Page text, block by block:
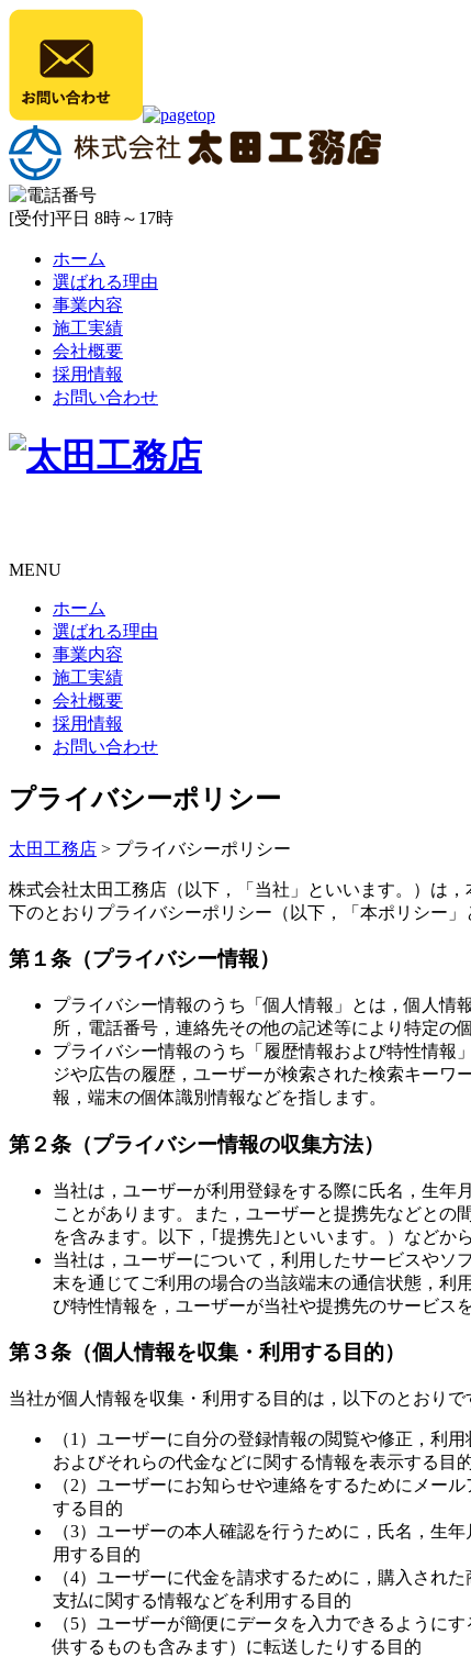
[受付]平日 8時～17時
ホーム
選ばれる理由
事業内容
施工実績
会社概要
採用情報
お問い合わせ
MENU
ホーム
選ばれる理由
事業内容
施工実績
会社概要
採用情報
お問い合わせ
プライバシーポリシー
太田工務店 > プライバシーポリシー
株式会社太田工務店（以下，「当社」といいます。）は
下のとおりプライバシーポリシー（以下，「本ポリシー」
第１条（プライバシー情報）
プライバシー情報のうち「個人情報」とは，個人情
所，電話番号，連絡先その他の記述等により特定の
プライバシー情報のうち「履歴情報および特性情報
ジや広告の履歴，ユーザーが検索された検索キーワ
報，端末の個体識別情報などを指します。
第２条（プライバシー情報の収集方法）
当社は，ユーザーが利用登録をする際に氏名，生年
ことがあります。また，ユーザーと提携先などと
を含みます。以下，｢提携先｣といいます。）などか
当社は，ユーザーについて，利用したサービスやソ
末を通じてご利用の場合の当該端末の通信状態，利
び特性情報を，ユーザーが当社や提携先のサービス
第３条（個人情報を収集・利用する目的）
当社が個人情報を収集・利用する目的は，以下のとおりで
（1）ユーザーに自分の登録情報の閲覧や修正，利
およびそれらの代金などに関する情報を表示する目
（2）ユーザーにお知らせや連絡をするためにメー
する目的
（3）ユーザーの本人確認を行うために，氏名，生
用する目的
（4）ユーザーに代金を請求するために，購入され
支払に関する情報などを利用する目的
（5）ユーザーが簡便にデータを入力できるように
供するものも含みます）に転送したりする目的